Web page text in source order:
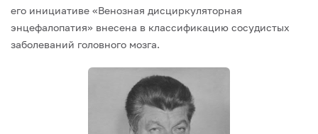
его инициативе «Венозная дисциркуляторная
энцефалопатия» внесена в классификацию сосудистых
заболеваний головного мозга.